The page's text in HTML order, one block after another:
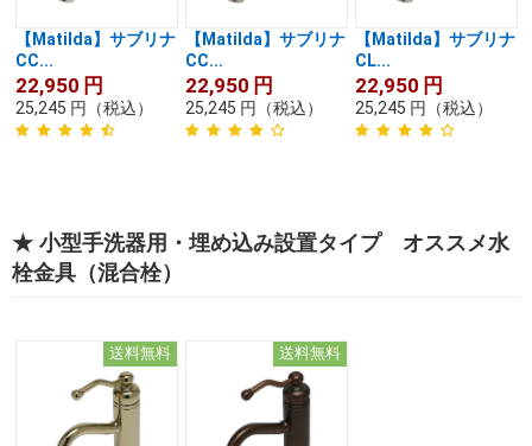
【Matilda】サブリナ
CC...
22,950 円
25,245 円 （税込）
【Matilda】サブリナ
CC...
22,950 円
25,245 円 （税込）
【Matilda】サブリナ
CL...
22,950 円
25,245 円 （税込）
★ 小型手洗器用・埋め込み設置タイプ オススメ水
栓金具（混合栓）
送料無料 送料無料